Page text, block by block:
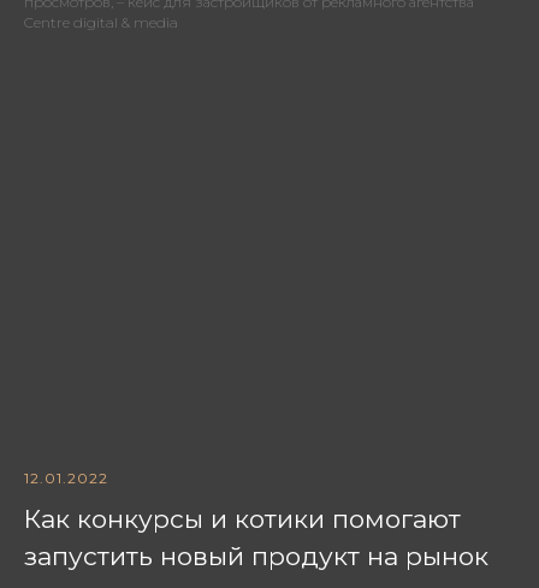
Centre digital & media
12.01.2022
Как конкурсы и котики помогают
запустить новый продукт на рынок